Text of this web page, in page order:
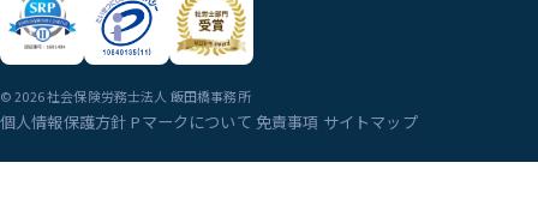
© 2026 社会保険労務士法人 飯田橋事務所
個人情報保護方針 Pマークについて 免責事項 サイトマップ